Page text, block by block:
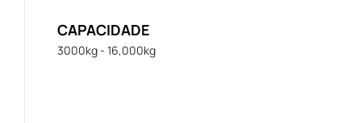
CAPACIDADE
3000kg - 16,000kg